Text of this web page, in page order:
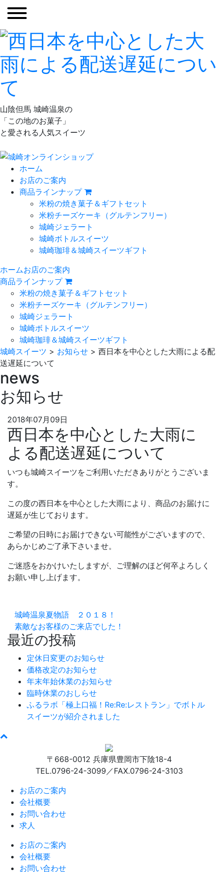
山陰但馬 城崎温泉の
「この地のお菓子」
と愛される人気スイーツ
ホーム
お店のご案内
商品ラインナップ
米粉の焼き菓子＆ギフトセット
米粉チーズケーキ （グルテンフリー）
城崎ジェラート
城崎ボトルスイーツ
城崎珈琲＆城崎スイーツギフト
ホームお店のご案内
商品ラインナップ
米粉の焼き菓子＆ギフトセット
米粉チーズケーキ （グルテンフリー）
城崎ジェラート
城崎ボトルスイーツ
城崎珈琲＆城崎スイーツギフト
城崎スイーツ > お知らせ > 西日本を中心とした大雨による配
送遅延について
news
お知らせ
2018年07月09日
西日本を中心とした大雨に
よる配送遅延について
いつも城崎スイーツをご利用いただきありがとうございま
す。
この度の西日本を中心とした大雨により、商品のお届けに
遅延が生じております。
ご希望の日時にお届けできない可能性がございますので、
あらかじめご了承下さいませ。
ご迷惑をおかけいたしますが、ご理解のほど何卒よろしく
お願い申し上げます。
城崎温泉夏物語 ２０１８！
素敵なお客様のご来店でした！
最近の投稿
定休日変更のお知らせ
価格改定のお知らせ
年末年始休業のお知らせ
臨時休業のおしらせ
ふるラボ「極上口福！Re:Re:レストラン」でボトル
スイーツが紹介されました
〒668-0012 兵庫県豊岡市下陰18-4
TEL.0796-24-3099／FAX.0796-24-3103
お店のご案内
会社概要
お問い合わせ
求人
お店のご案内
会社概要
お問い合わせ